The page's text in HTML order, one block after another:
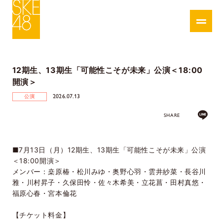
12期生、13期生「可能性こそが未来」公演＜18:00
開演＞
公演 2026.07.13
SHARE
■7 月13日（月） 12期生、 13期生「可能性こそが未来」公演
＜18:00開演＞
メンバー：桒原椿・松川みゆ・奥野心羽・雲井紗菜・長谷川
雅・川村昇子・久保田怜・佐々木希美・立花菖・田村真悠・
福原心春・宮本倫花
【チケット料金】